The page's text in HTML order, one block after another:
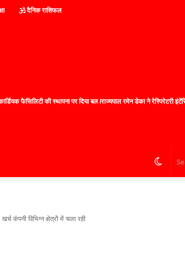
दैनिक राशिफल
फैसिलिटी की स्थापना पर दिया बल lराज्यपाल रमेन डेका ने रेस्पिरेटरी
कंपनी विभिन्न क्षेत्रों में चला रही